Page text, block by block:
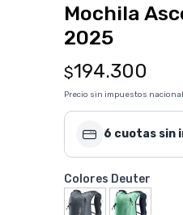
Mochila
2025
$194.300
Precio sin impuestos
6 cuotas sin
Colores Deuter